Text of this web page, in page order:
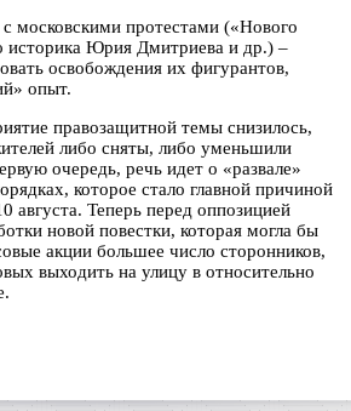
московскими протестами («Нового
историка Юрия Дмитриева и др.) –
освобождения их фигурантов,
опыт.
правозащитной темы снизилось,
либо сняты, либо уменьшили
очередь, речь идет о «развале»
которое стало главной причиной
августа. Теперь перед оппозицией
новой повестки, которая могла бы
акции большее число сторонников,
выходить на улицу в относительно